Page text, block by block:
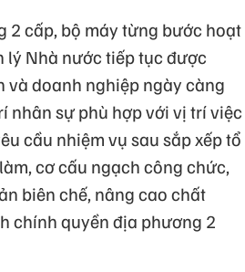
2 cấp, bộ máy từng bước hoạt
lý Nhà nước tiếp tục được
và doanh nghiệp ngày càng
nhân sự phù hợp với vị trí việc
cầu nhiệm vụ sau sắp xếp tổ
cơ cấu ngạch công chức,
biên chế, nâng cao chất
chính quyền địa phương 2